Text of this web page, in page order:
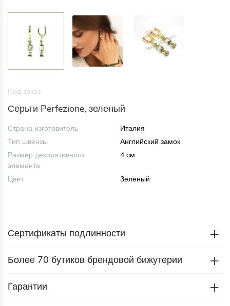
Под заказ
Серьги Perfezione, зеленый
Страна изготовитель
Италия
Тип швензы
Английский замок
Размер декоративного
элемента
4 см
Цвет Зеленый
Сертификаты подлинности
Более 70 бутиков брендовой бижутерии
Гарантии